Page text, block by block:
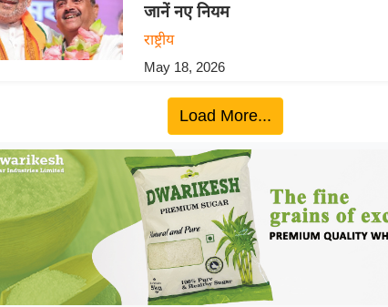
जानें नए नियम
राष्ट्रीय
May 18, 2026
Load More...